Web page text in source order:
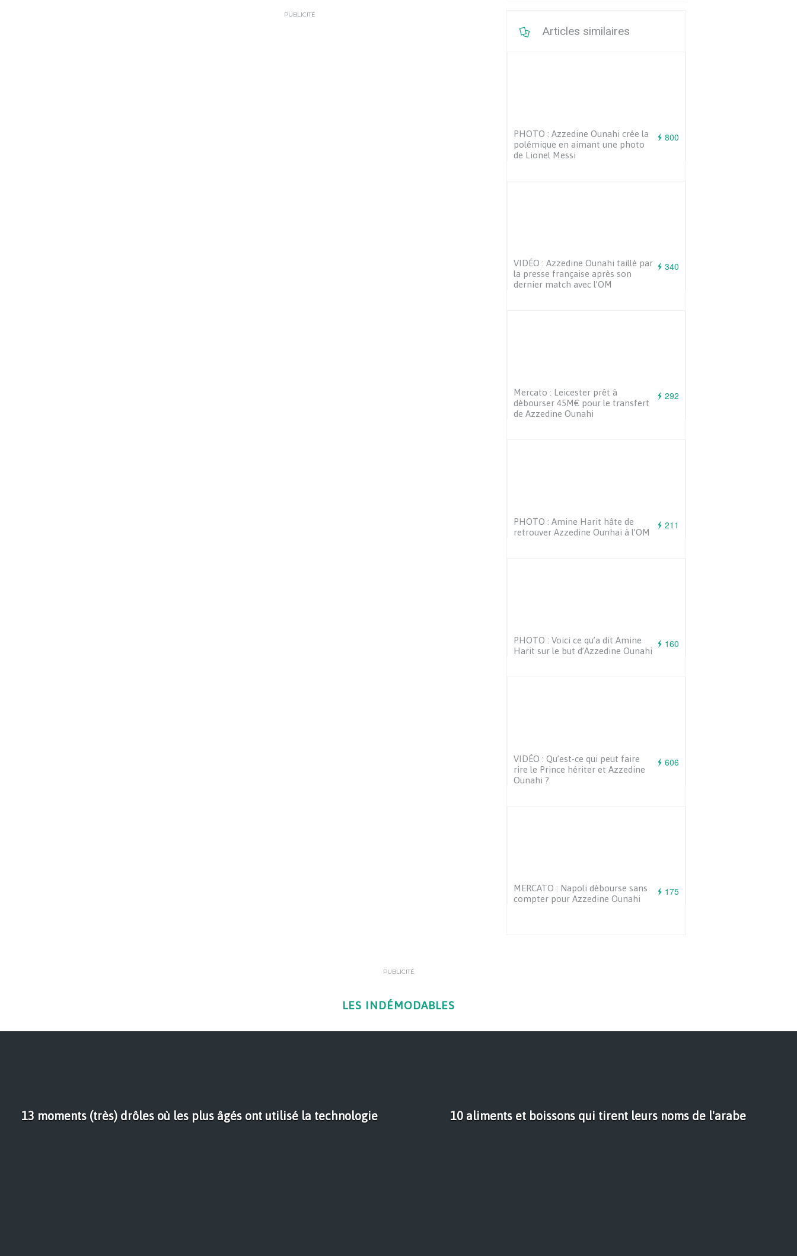
PUBLICITÉ
Articles similaires
800
PHOTO : Azzedine Ounahi crée la
polémique en aimant une photo
de Lionel Messi
340
VIDÉO : Azzedine Ounahi taillé par
la presse française après son
dernier match avec l’OM
292
Mercato : Leicester prêt à
débourser 45M€ pour le transfert
de Azzedine Ounahi
211
PHOTO : Amine Harit hâte de
retrouver Azzedine Ounhai à l’OM
160
PHOTO : Voici ce qu’a dit Amine
Harit sur le but d’Azzedine Ounahi
606
VIDÉO : Qu’est-ce qui peut faire
rire le Prince hériter et Azzedine
Ounahi ?
175
MERCATO : Napoli débourse sans
compter pour Azzedine Ounahi
PUBLICITÉ
LES INDÉMODABLES
13 moments (très) drôles où les plus âgés ont utilisé la technologie 10 aliments et boissons qui tirent leurs noms de l'arabe